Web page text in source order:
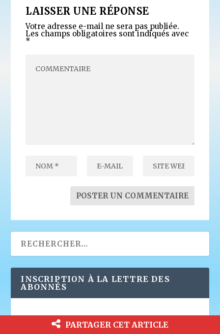
LAISSER UNE RÉPONSE
Votre adresse e-mail ne sera pas publiée.
Les champs obligatoires sont indiqués avec
*
INSCRIPTION À LA LETTRE DES
ABONNÉS
PARTAGER CET ARTICLE